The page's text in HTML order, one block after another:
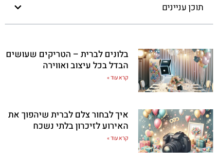
תוכן עניינים
בלונים לברית – הטריקים שעושים
הבדל בכל עיצוב ואווירה
קרא עוד »
איך לבחור צלם לברית שיהפוך את
האירוע לזיכרון בלתי נשכח
קרא עוד »